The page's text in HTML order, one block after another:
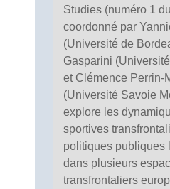
Studies (numéro 1
coordonné par
(Université de
Gasparini
et Clémence Perrin-
(Université Savoie
explore les
sportives
politiques publiques
dans plusieurs
transfrontaliers